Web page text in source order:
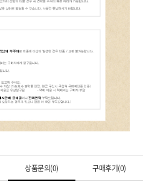
상품문의(0) 구매후기(0)